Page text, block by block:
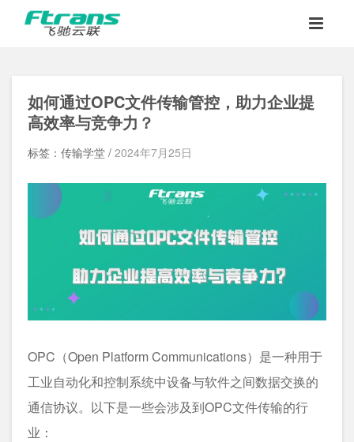
如何通过OPC文件传输管控，助力企业提
高效率与竞争力？
标签：传输学堂 / 2024年7月25日
OPC（Open Platform Communications）是一种用于
工业自动化和控制系统中设备与软件之间数据交换的
通信协议。以下是一些会涉及到OPC文件传输的行
业：